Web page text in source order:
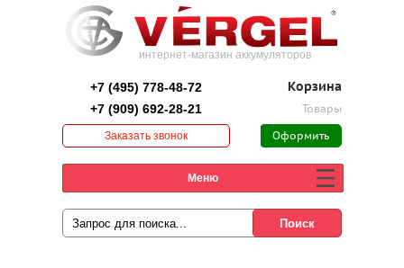
интернет-магазин аккумуляторов
+7 (495) 778-48-72
+7 (909) 692-28-21
Заказать звонок
Корзина
Товары
Оформить
Меню